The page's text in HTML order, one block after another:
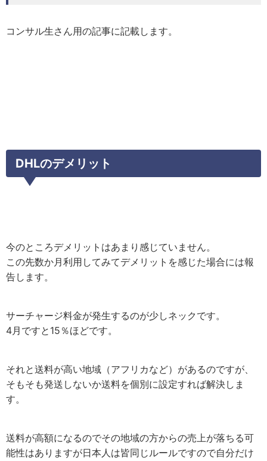
コンサル生さん用の記事に記載します。
DHLのデメリット
今のところデメリットはあまり感じていません。
この先数か月利用してみてデメリットを感じた場合には報
告します。
サーチャージ料金が発生するのが少しネックです。
4月ですと15％ほどです。
それと送料が高い地域（アフリカなど）があるのですが、
そもそも発送しないか送料を個別に設定すれば解決しま
す。
送料が高額になるのでその地域の方からの売上が落ちる可
能性はありますが日本人は皆同じルールですので自分だけ